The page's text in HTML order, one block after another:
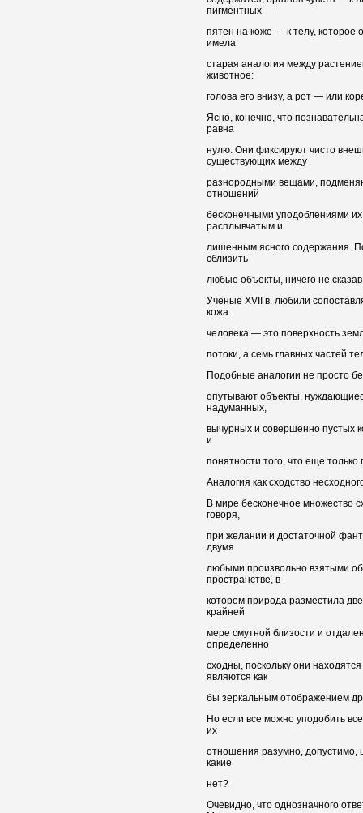
пигментных
пятен на коже — к телу, которое
имела
старая аналогия между
животное:
голова его внизу, а рот — или
Ясно, конечно, что
равна
нулю. Они фиксируют чисто
существующих между
разнородными вещами,
отношений
бесконечными уподоблениями
расплывчатым и
лишенным ясного содержания.
сблизить
любые объекты, ничего не
Ученые XVII в. любили
кожа
человека — это поверхность
потоки, а семь главных частей
Подобные аналогии не просто
опутывают объекты,
надуманных,
вычурных и совершенно пустых
и
понятности того, что еще только
Аналогия как сходство
В мире бесконечное множество
говоря,
при желании и достаточной
двумя
любыми произвольно взятыми
пространстве, в
котором природа разместила
крайней
мере смутной близости и
определенно
сходны, поскольку они
являются как
бы зеркальным отображением
Но если все можно уподобить
их
отношения разумно, допустимо,
какие
нет?
Очевидно, что однозначного